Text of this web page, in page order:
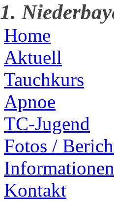
1.
Home
Aktuell
Tauchkurs
Apnoe
TC-Jugend
Fotos /
Informationen
Kontakt